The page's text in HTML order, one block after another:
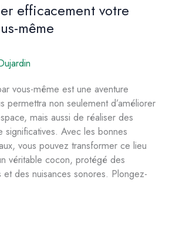
efficacement votre
même
vous-même est une aventure
permettra non seulement d’améliorer
mais aussi de réaliser des
significatives. Avec les bonnes
vous pouvez transformer ce lieu
véritable cocon, protégé des
et des nuisances sonores. Plongez-